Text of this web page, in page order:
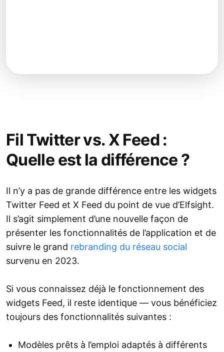
Fil Twitter vs. X Feed :
Quelle est la différence ?
Il n’y a pas de grande différence entre les widgets
Twitter Feed et X Feed du point de vue d’Elfsight.
Il s’agit simplement d’une nouvelle façon de
présenter les fonctionnalités de l’application et de
suivre le grand rebranding du réseau social
survenu en 2023.
Si vous connaissez déjà le fonctionnement des
widgets Feed, il reste identique — vous bénéficiez
toujours des fonctionnalités suivantes :
Modèles prêts à l’emploi adaptés à différents